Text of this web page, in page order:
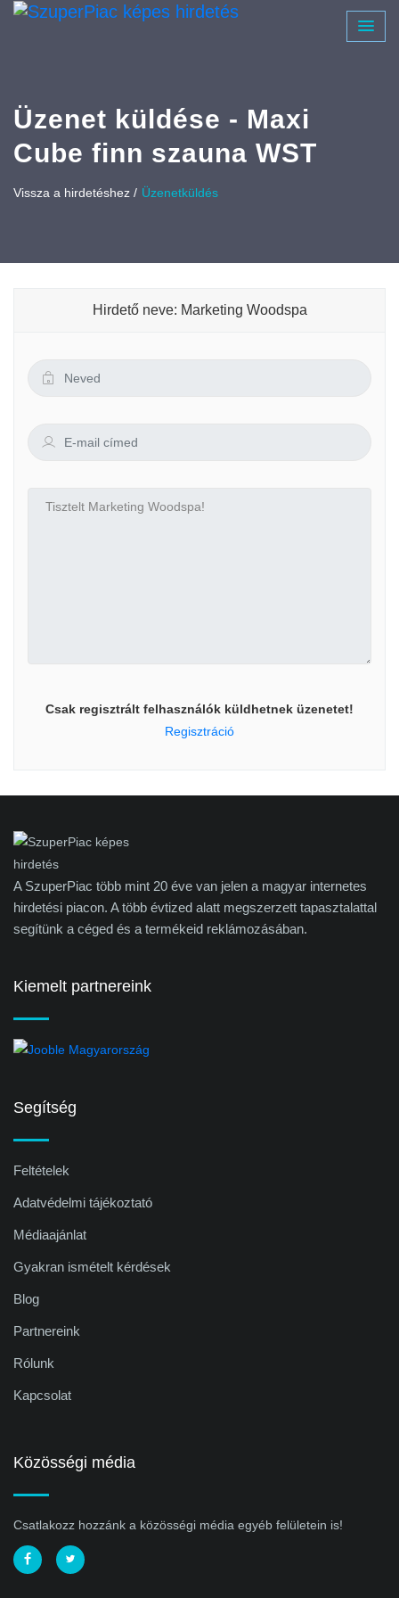
Üzenet küldése - Maxi
Cube finn szauna WST
Vissza a hirdetéshez / Üzenetküldés
Hirdető neve: Marketing Woodspa
Csak regisztrált felhasználók küldhetnek üzenetet!
Regisztráció
A SzuperPiac több mint 20 éve van jelen a magyar internetes
hirdetési piacon. A több évtized alatt megszerzett tapasztalattal
segítünk a céged és a termékeid reklámozásában.
Kiemelt partnereink
Segítség
Feltételek
Adatvédelmi tájékoztató
Médiaajánlat
Gyakran ismételt kérdések
Blog
Partnereink
Rólunk
Kapcsolat
Közösségi média
Csatlakozz hozzánk a közösségi média egyéb felületein is!